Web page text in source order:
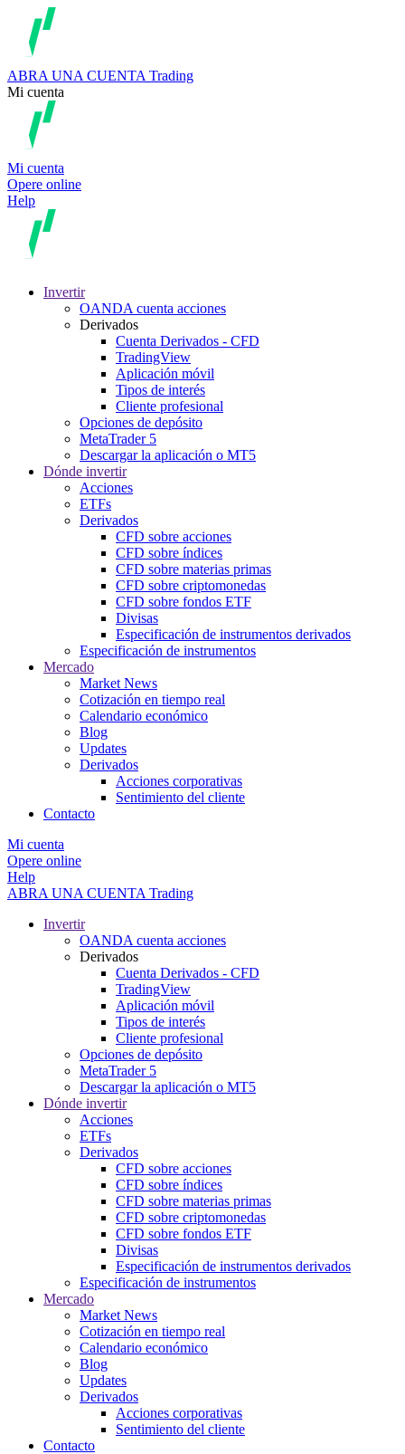
ABRA UNA CUENTA Trading
Mi cuenta
Mi cuenta
Opere online
Help
Invertir
OANDA cuenta acciones
Derivados
Cuenta Derivados - CFD
TradingView
Aplicación móvil
Tipos de interés
Cliente profesional
Opciones de depósito
MetaTrader 5
Descargar la aplicación o MT5
Dónde invertir
Acciones
ETFs
Derivados
CFD sobre acciones
CFD sobre índices
CFD sobre materias primas
CFD sobre criptomonedas
CFD sobre fondos ETF
Divisas
Especificación de instrumentos derivados
Especificación de instrumentos
Mercado
Market News
Cotización en tiempo real
Calendario económico
Blog
Updates
Derivados
Acciones corporativas
Sentimiento del cliente
Contacto
Mi cuenta
Opere online
Help
ABRA UNA CUENTA Trading
Invertir
OANDA cuenta acciones
Derivados
Cuenta Derivados - CFD
TradingView
Aplicación móvil
Tipos de interés
Cliente profesional
Opciones de depósito
MetaTrader 5
Descargar la aplicación o MT5
Dónde invertir
Acciones
ETFs
Derivados
CFD sobre acciones
CFD sobre índices
CFD sobre materias primas
CFD sobre criptomonedas
CFD sobre fondos ETF
Divisas
Especificación de instrumentos derivados
Especificación de instrumentos
Mercado
Market News
Cotización en tiempo real
Calendario económico
Blog
Updates
Derivados
Acciones corporativas
Sentimiento del cliente
Contacto